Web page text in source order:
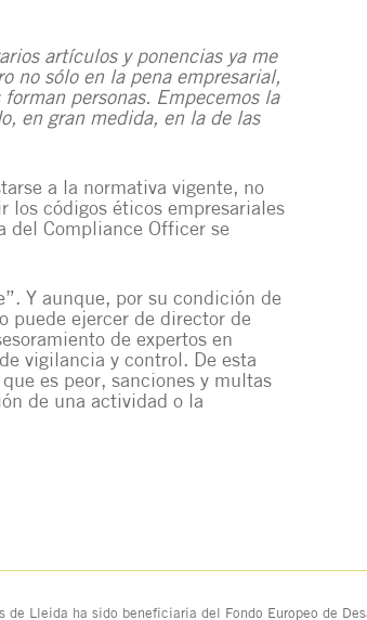
artículos y ponencias ya me
no sólo en la pena empresarial,
personas. Empecemos la
en gran medida, en la de las
a la normativa vigente, no
los códigos éticos empresariales
del Compliance Officer se
Y aunque, por su condición de
puede ejercer de director de
de expertos en
vigilancia y control. De esta
es peor, sanciones y multas
de una actividad o la
de Lleida ha sido beneficiaria del Fondo Europeo de